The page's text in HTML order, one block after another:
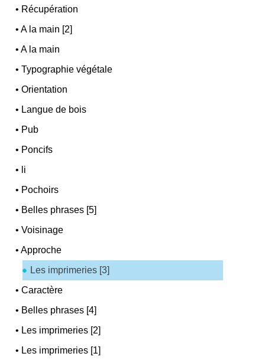
• Récupération
•A la main [2]
•A la main
•Typographie végétale
•Orientation
• Langue de bois
• Pub
• Poncifs
• li
• Pochoirs
• Belles phrases [5]
•Voisinage
•Approche
Les imprimeries [3]
•Caractère
• Belles phrases [4]
• Les imprimeries [2]
• Les imprimeries [1]